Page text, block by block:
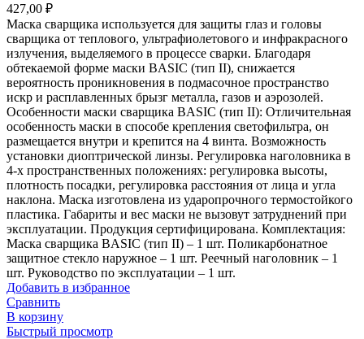
427,00 ₽
Маска сварщика используется для защиты глаз и головы
сварщика от теплового, ультрафиолетового и инфракрасного
излучения, выделяемого в процессе сварки. Благодаря
обтекаемой форме маски BASIC (тип II), снижается
вероятность проникновения в подмасочное пространство
искр и расплавленных брызг металла, газов и аэрозолей.
Особенности маски сварщика BASIC (тип II): Отличительная
особенность маски в способе крепления светофильтра, он
размещается внутри и крепится на 4 винта. Возможность
установки диоптрической линзы. Регулировка наголовника в
4-х пространственных положениях: регулировка высоты,
плотность посадки, регулировка расстояния от лица и угла
наклона. Маска изготовлена из ударопрочного термостойкого
пластика. Габариты и вес маски не вызовут затруднений при
эксплуатации. Продукция сертифицирована. Комплектация:
Маска сварщика BASIC (тип II) – 1 шт. Поликарбонатное
защитное стекло наружное – 1 шт. Реечный наголовник – 1
шт. Руководство по эксплуатации – 1 шт.
Добавить в избранное
Сравнить
В корзину
Быстрый просмотр